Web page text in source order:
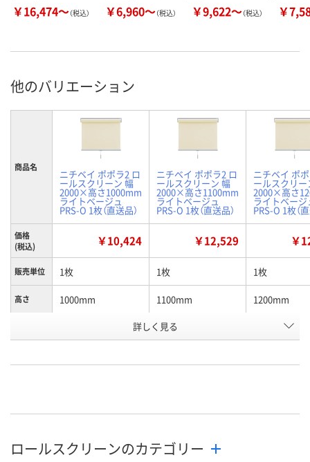
￥16,474～（税込） ￥6,960～（税込） ￥9,622～（税込） ￥
他のバリエーション
商品名
ニチベイ ポポラ2 ロ
ールスクリーン 幅
2000×高さ1000mm
ライトベージュ
PRS-O 1枚（直送品）
ニチベイ ポポラ2 ロ
ールスクリーン 幅
2000×高さ1100mm
ライトベージュ
PRS-O 1枚（直送品）
ニチベイ ポ
ールスクリー
2000×高さ
ライトベージ
PRS-O 1枚（
価格
(税込)
￥10,424 ￥12,529 ￥
販売単位 1枚 1枚 1枚
高さ 1000mm 1100mm 1200mm
P833524 P833523
カゴへ カゴへ
詳しく見る
ロールスクリーンのカテゴリー